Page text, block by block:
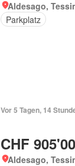
Aldesago,
Parkplatz
Vor 5 Tagen, 14
CHF
Aldesago,